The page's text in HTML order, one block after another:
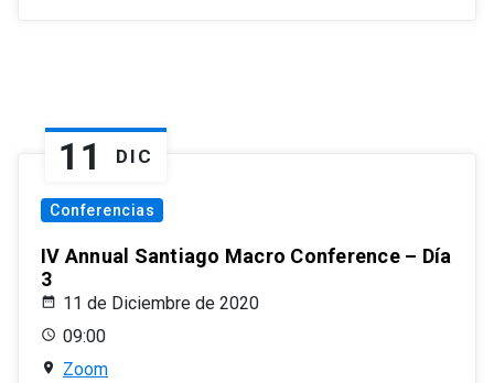
11 DIC
Conferencias
IV Annual Santiago Macro Conference – Día
3
11 de Diciembre de 2020
09:00
Zoom